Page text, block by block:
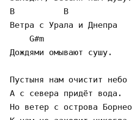
B          B
Ветра с Урала и Днепра
    G#m
Дождями омывают сушу.
Пустыня нам очистит небо
А с севера придёт вода.
Но ветер с острова Борнео